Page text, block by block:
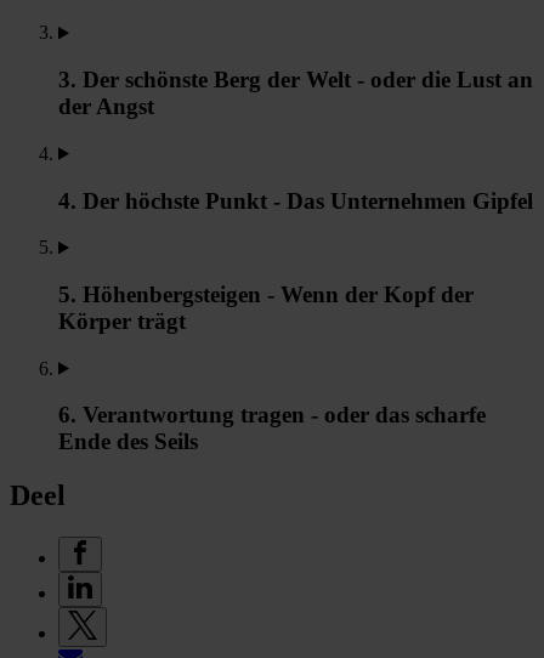
3. Der schönste Berg der Welt - oder die Lust an
der Angst
4. Der höchste Punkt - Das Unternehmen Gipfel
5. Höhenbergsteigen - Wenn der Kopf der
Körper trägt
6. Verantwortung tragen - oder das scharfe
Ende des Seils
Deel